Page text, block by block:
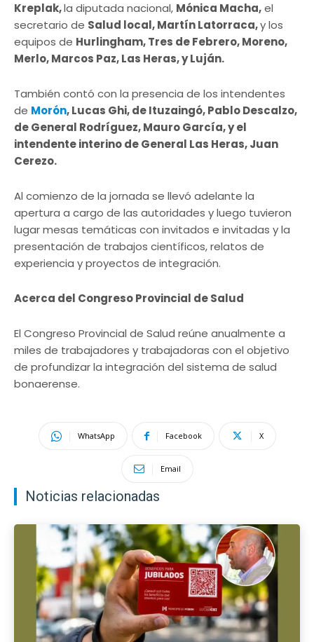
Kreplak,la diputada nacional, Mónica Macha,el
secretario de Salud local, Martín Latorraca,y los
equipos de Hurlingham, Tres de Febrero, Moreno,
Merlo, Marcos Paz, Las Heras, y Luján.
También contó con la presencia de los intendentes
de Morón, Lucas Ghi, de Ituzaingó, Pablo Descalzo,
de General Rodríguez, Mauro García, y el
intendente interino de General Las Heras, Juan
Cerezo.
Al comienzo de la jornada se llevó adelante la
apertura a cargo de las autoridades y luego tuvieron
lugar mesas temáticas con invitados e invitadas y la
presentación de trabajos científicos, relatos de
experiencia y proyectos de integración.
Acerca del Congreso Provincial de Salud
El Congreso Provincial de Salud reúne anualmente a
miles de trabajadores y trabajadoras con el objetivo
de profundizar la integración del sistema de salud
bonaerense.
WhatsApp Facebook X
Email
Noticias relacionadas